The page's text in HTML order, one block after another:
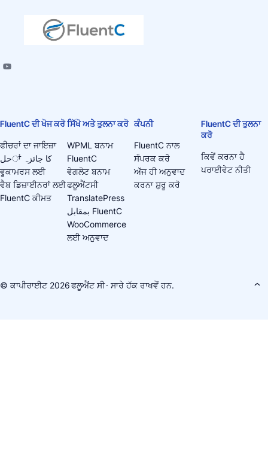
FluentC ਦੀ ਖੋਜ ਕਰੋ
ਫੀਚਰਾਂ ਦਾ ਜਾਇਜ਼ਾ
حلਾਂ کا جائزہ
ਵੂਕਾਮਰਸ ਲਈ
ਵੈਬ ਡਿਜ਼ਾਈਨਰਾਂ ਲਈ
FluentC ਕੀਮਤ
ਸਿੱਖੋ ਅਤੇ ਤੁਲਨਾ ਕਰੋ
WPML ਬਨਾਮ
FluentC
ਵੇਗਲੋਟ ਬਨਾਮ
ਫਲੂਐਂਟਸੀ
TranslatePress
بمقابل FluentC
WooCommerce
ਲਈ ਅਨੁਵਾਦ
ਕੰਪਨੀ
FluentC ਨਾਲ
ਸੰਪਰਕ ਕਰੋ
ਅੱਜ ਹੀ ਅਨੁਵਾਦ
ਕਰਨਾ ਸ਼ੁਰੂ ਕਰੋ
FluentC ਦੀ ਤੁਲਨਾ
ਕਰੋ
ਕਿਵੇਂ ਕਰਨਾ ਹੈ
ਪਰਾਈਵੇਟ ਨੀਤੀ
© ਕਾਪੀਰਾਈਟ 2026ਫਲੂਐਂਟ ਸੀ· ਸਾਰੇ ਹੱਕ ਰਾਖਵੇਂ ਹਨ.